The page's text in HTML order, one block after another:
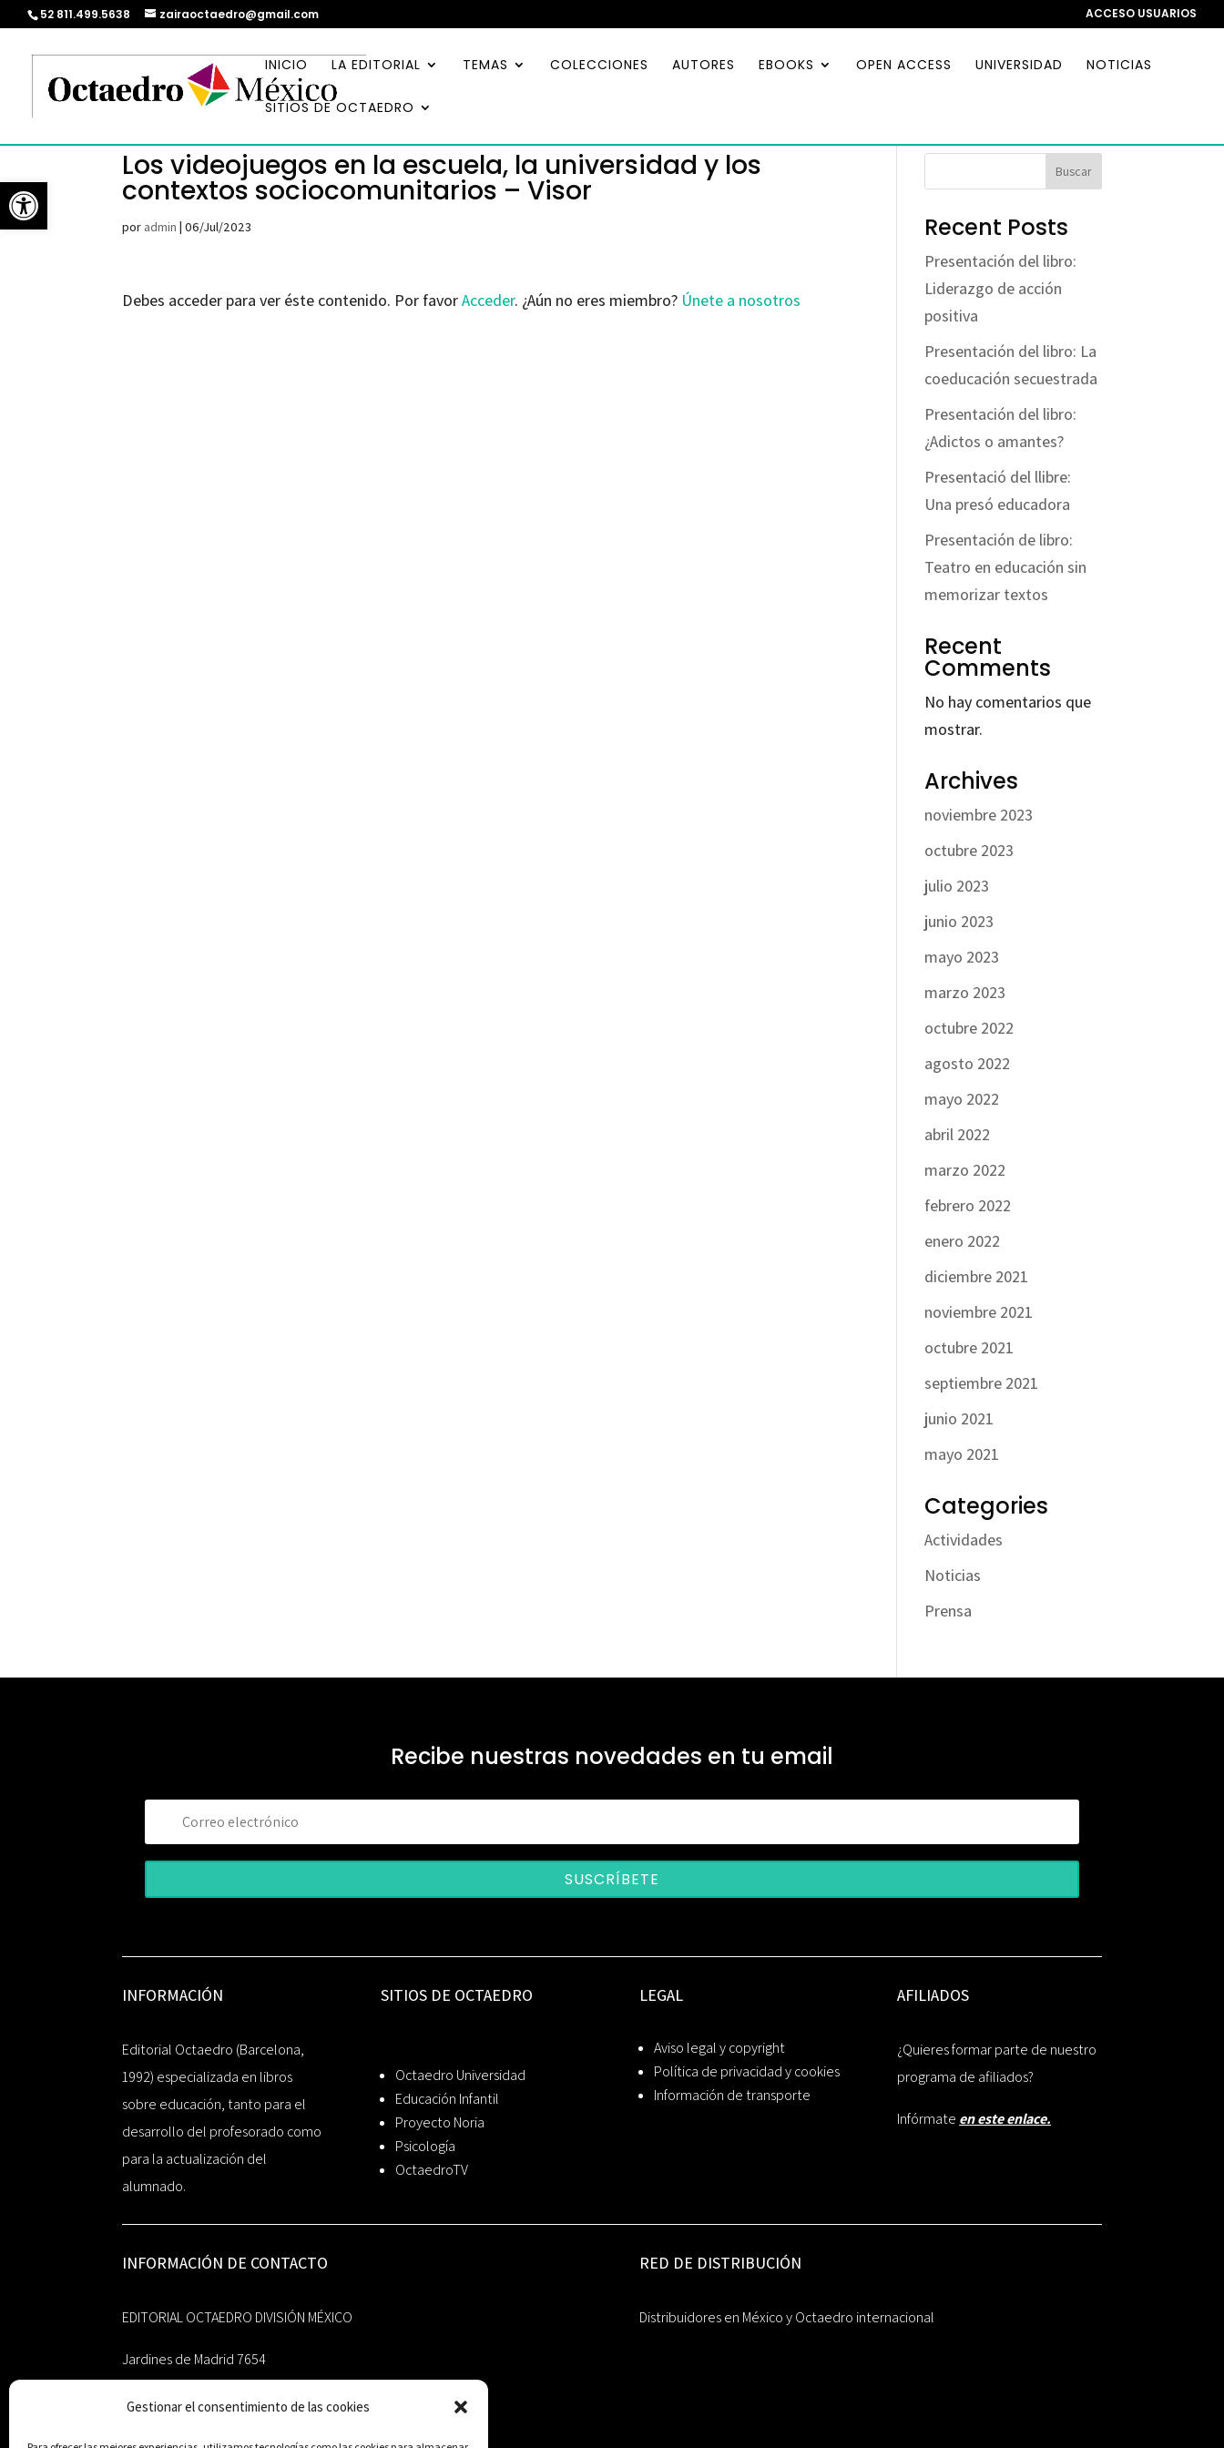
Abrir barra de herramientas
Gestionar el consentimiento de las cookies
52 811.499.5638 zairaoctaedro@gmail.com ACCESO USUARIOS
INICIO LA EDITORIAL TEMAS COLECCIONES AUTORES EBOOKS OPEN ACCESS UNIVERSIDAD NOTICIAS
SITIOS DE OCTAEDRO
Los videojuegos en la escuela, la universidad y los
contextos sociocomunitarios – Visor
por admin |06/Jul/2023
Debes acceder para ver éste contenido. Por favorAcceder. ¿Aún no eres miembro? Únete a nosotros
Buscar
Recent Posts
Presentación del libro:
Liderazgo de acción
positiva
Presentación del libro: La
coeducación secuestrada
Presentación del libro:
¿Adictos o amantes?
Presentació del llibre:
Una presó educadora
Presentación de libro:
Teatro en educación sin
memorizar textos
Recent
Comments
No hay comentarios que
mostrar.
Archives
noviembre 2023
octubre 2023
julio 2023
junio 2023
mayo 2023
marzo 2023
octubre 2022
agosto 2022
mayo 2022
abril 2022
marzo 2022
febrero 2022
enero 2022
diciembre 2021
noviembre 2021
octubre 2021
septiembre 2021
junio 2021
mayo 2021
Categories
Actividades
Noticias
Prensa
Recibe nuestras novedades en tu email
SUSCRÍBETE
INFORMACIÓN
Editorial Octaedro (Barcelona,
1992) especializada en libros
sobre educación, tanto para el
desarrollo del profesorado como
para la actualización del
alumnado.
SITIOS DE OCTAEDRO
Octaedro Universidad
Educación Infantil
Proyecto Noria
Psicología
OctaedroTV
LEGAL
Aviso legal y copyright
Política de privacidad y cookies
Información de transporte
AFILIADOS
¿Quieres formar parte de nuestro
programa de afiliados?
Infórmate en este enlace.
INFORMACIÓN DE CONTACTO
EDITORIAL OCTAEDRO DIVISIÓN MÉXICO
Jardines de Madrid 7654
Guadalupe, Nuevo León
México 67193
RED DE DISTRIBUCIÓN
Distribuidores en México y Octaedro internacional